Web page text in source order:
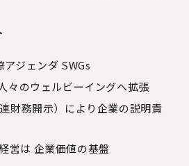
ジェンダ SWGs
々のウェルビーイングへ拡張
財務開示）により企業の説明責
営は 企業価値の基盤